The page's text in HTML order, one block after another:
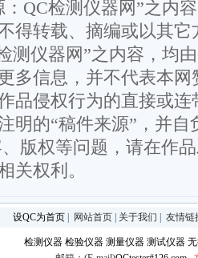
QC检测仪器网”之内
得转载、摘编或以其它
测仪器网”之内容，均
多信息，并不代表本
品侵权行为的直接或
明的“稿件来源”，并
版权等问题，请在作
关权利。
设QC为首页 网站首页 关于我们 友情链
检测仪器 检验仪器 测量仪器 测试仪器